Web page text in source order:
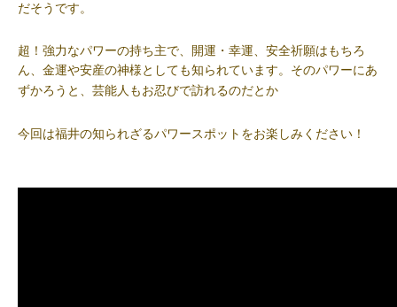
だそうです。
超！強力なパワーの持ち主で、開運・幸運、安全祈願はもちろ
ん、金運や安産の神様としても知られています。そのパワーにあ
ずかろうと、芸能人もお忍びで訪れるのだとか
今回は福井の知られざるパワースポットをお楽しみください！